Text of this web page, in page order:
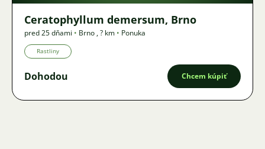
Ceratophyllum demersum, Brno
pred 25 dňami • Brno ,? km • Ponuka
Rastliny
Dohodou Chcem kúpiť